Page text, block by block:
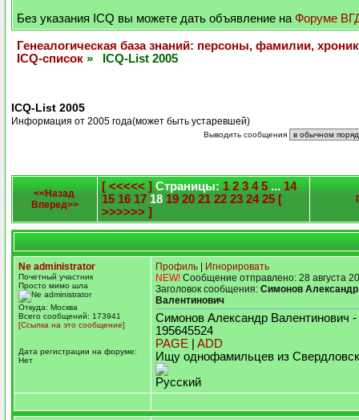
Без указания ICQ вы можете дать объявление на Форуме
Генеалогическая база знаний: персоны, фамилии,
ICQ-список » ICQ-List 2005
ICQ-List 2005
Информация от 2005 года(может быть устаревшей)
Выводить сообщения
<<Назад
Вперед>>
[ <<<<< ] Страницы: 1 2 3 4 5 ... 14
15 16 17 18 19 20 21 22 23 24 25 [
>>>>>> ]
Ne administrator
Почетный участник
Просто мимо шла
Откуда: Москва
Всего сообщений: 173941
[Ссылка на это сообщение]
Дата регистрации на форуме:
Нет
Профиль
Игнорировать
NEW! Сообщение отправлено: 28 августа
Заголовок сообщения: Симонов Александр
Валентинович
Симонов Александр Валентинович
195645524
PAGE
ADD
Ищу однофамильцев из
Русский